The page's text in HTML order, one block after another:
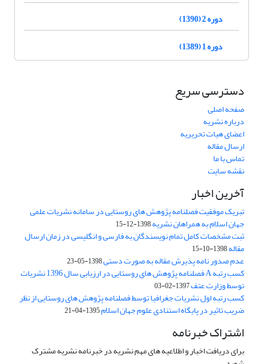
دوره 2 (1390)
دوره 1 (1389)
دسترسی سریع
صفحه اصلی
درباره نشریه
اعضای هیات تحریریه
ارسال مقاله
تماس با ما
نقشه سایت
آخرین اخبار
تبریک موفقیت فصلنامه پژوهش های روستایی در سامانه نشریات علمی
جهان اسلام به همراهان نشریه1398-12-15
ثبت مشخصات کامل تمام نویسندگان به فارسی و انگلیسی در زمان ارسال
مقاله1398-10-15
عدم صدور نامه پذیرش مقاله به صورت دستی1398-05-23
کسب رتبه A فصلنامه پژوهش های روستایی در ارزیابی سال 1396 نشریات
توسط وزارت عتف1397-02-03
کسب رتبه اول نشریات جغرافیا توسط فصلنامه پژوهش های روستایی از نظر
ضریب تاثیر در پایگاه استنادی علوم جهان اسلام1395-04-21
اشتراک خبرنامه
برای دریافت اخبار و اطلاعیه های مهم نشریه در خبرنامه نشریه مشترک